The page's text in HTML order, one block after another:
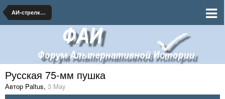
АИ-стрелковое оружие и тяжелое вооружение
Русская 75-мм пушка
Автор Paltus, 3 May